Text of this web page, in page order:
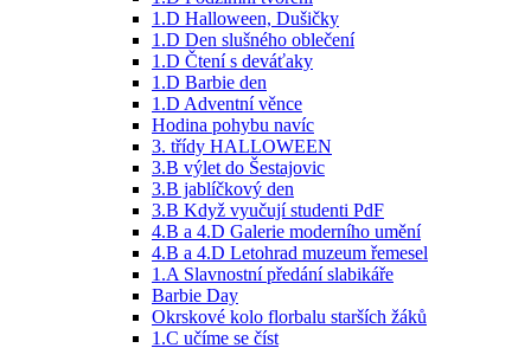
1.D Halloween, Dušičky
1.D Den slušného oblečení
1.D Čtení s deváťaky
1.D Barbie den
1.D Adventní věnce
Hodina pohybu navíc
3. třídy HALLOWEEN
3.B výlet do Šestajovic
3.B jablíčkový den
3.B Když vyučují studenti PdF
4.B a 4.D Galerie moderního umění
4.B a 4.D Letohrad muzeum řemesel
1.A Slavnostní předání slabikáře
Barbie Day
Okrskové kolo florbalu starších žáků
1.C učíme se číst